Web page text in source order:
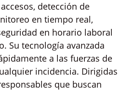
detección de
en tiempo real,
en horario laboral
Su tecnología avanzada
a las fuerzas de
incidencia. Dirigidas
que buscan